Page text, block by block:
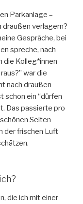
Parkanlage –
draußen verlagern?
Gespräche, bei
spreche, nach
die Kolleg*innen
war die
nach draußen
schon ein “dürfen
Das passierte pro
Seiten
der frischen Luft
die ich mit einer